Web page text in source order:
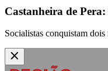
Castanheira de
Socialistas conquistam